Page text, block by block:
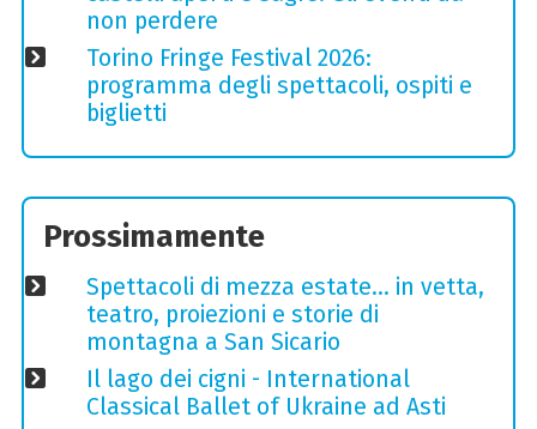
non perdere
Torino Fringe Festival 2026:
programma degli spettacoli, ospiti e
biglietti
Prossimamente
Spettacoli di mezza estate… in vetta,
teatro, proiezioni e storie di
montagna a San Sicario
Il lago dei cigni - International
Classical Ballet of Ukraine ad Asti